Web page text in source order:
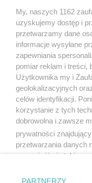
My, naszych 1162
uzyskujemy dostęp i
przetwarzamy dane
informacje wysyłane
zapewniania
pomiar reklam i treści,
Użytkownika my i
geolokalizacyjnych
celów identyfikacji.
korzystanie z tych
dobrowolna i zawsze
prywatności
przetwarzania danych
sprzeciwić się
PARTNERZY